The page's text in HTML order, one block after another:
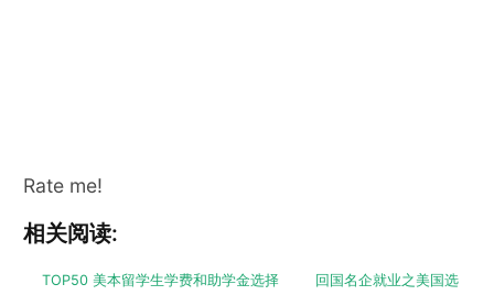
Rate me!
相关阅读:
TOP50 美本留学生学费和助学金选择
回国名企就业之美国选